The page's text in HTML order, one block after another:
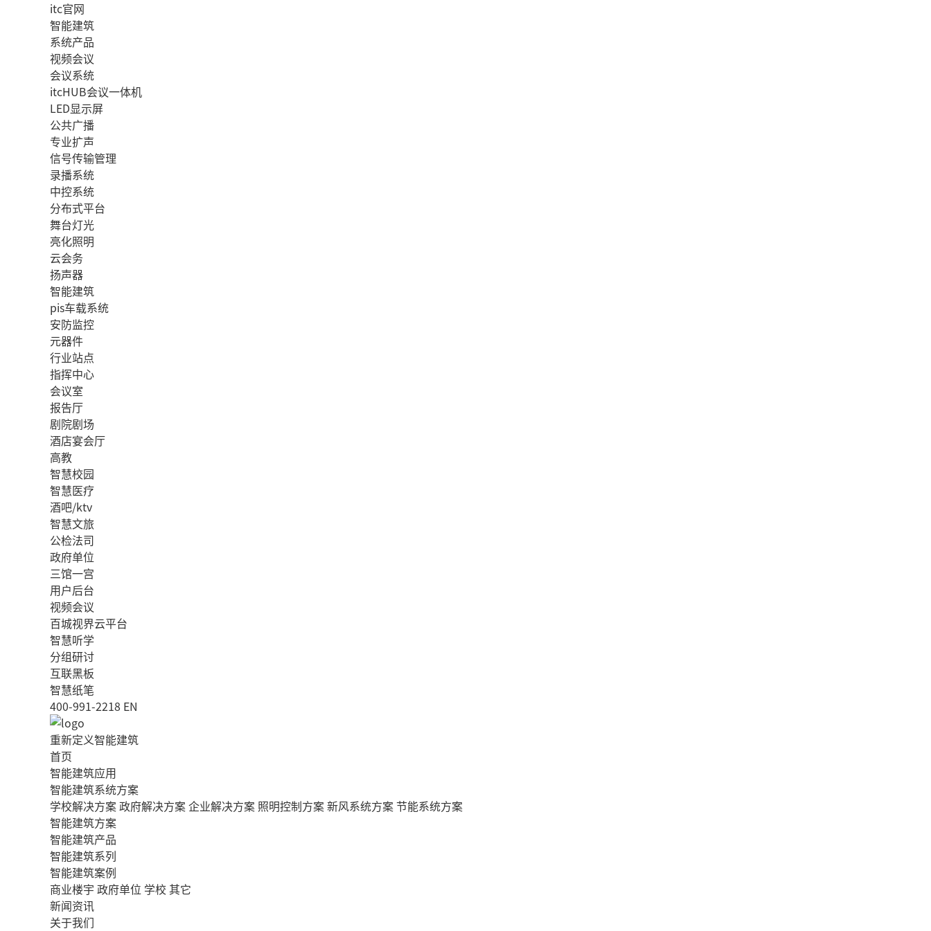
itc官网
智能建筑
系统产品
视频会议
会议系统
itcHUB会议一体机
LED显示屏
公共广播
专业扩声
信号传输管理
录播系统
中控系统
分布式平台
舞台灯光
亮化照明
云会务
扬声器
智能建筑
pis车载系统
安防监控
元器件
行业站点
指挥中心
会议室
报告厅
剧院剧场
酒店宴会厅
高教
智慧校园
智慧医疗
酒吧/ktv
智慧文旅
公检法司
政府单位
三馆一宫
用户后台
视频会议
百城视界云平台
智慧听学
分组研讨
互联黑板
智慧纸笔
400-991-2218 EN
重新定义智能建筑
首页
智能建筑应用
智能建筑系统方案
学校解决方案政府解决方案企业解决方案 照明控制方案新风系统方案节能系统方案
智能建筑方案
智能建筑产品
智能建筑系列
智能建筑案例
商业楼宇 政府单位 学校其它
新闻资讯
关于我们